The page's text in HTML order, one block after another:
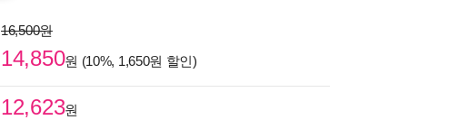
16,500원
14,850원 (10%, 1,650원 할인)
12,623원